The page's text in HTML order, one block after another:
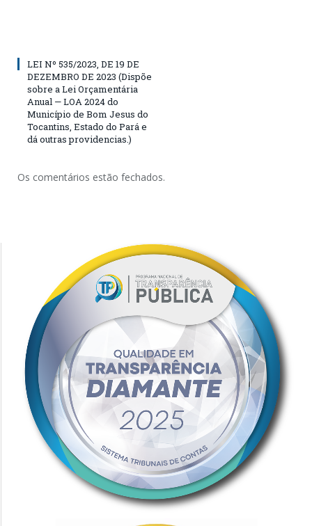
LEI Nº 535/2023, DE 19 DE
DEZEMBRO DE 2023 (Dispõe
sobre a Lei Orçamentária
Anual — LOA 2024 do
Município de Bom Jesus do
Tocantins, Estado do Pará e
dá outras providencias.)
Os comentários estão fechados.